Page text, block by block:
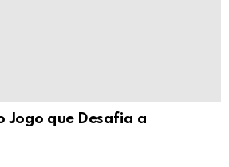
Jogo que Desafia a